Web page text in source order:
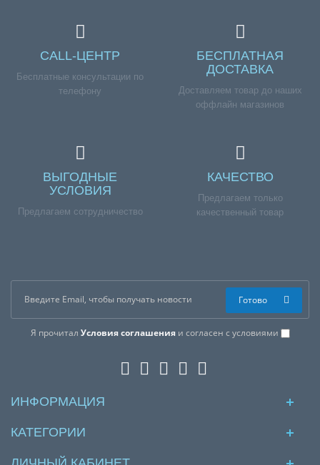
CALL-ЦЕНТР
Бесплатные консультации по
телефону
БЕСПЛАТНАЯ
ДОСТАВКА
Доставляем товар до наших
оффлайн магазинов
ВЫГОДНЫЕ
УСЛОВИЯ
Предлагаем сотрудничество
КАЧЕСТВО
Предлагаем только
качественный товар
Я прочитал Условия соглашенияи согласен с условиями
Готово
ИНФОРМАЦИЯ
КАТЕГОРИИ